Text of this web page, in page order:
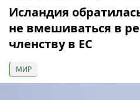
Исландия
не вмешиваться в
членству в ЕС
МИР